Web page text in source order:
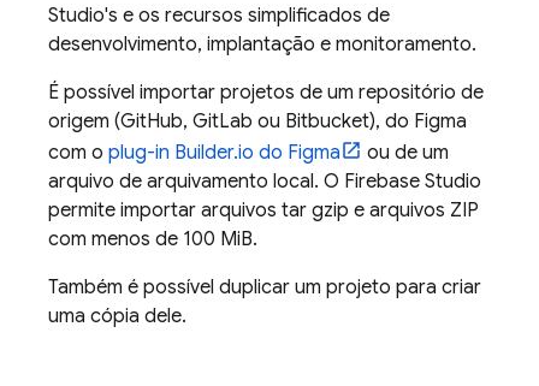
Studio's e os recursos simplificados de
desenvolvimento, implantação e monitoramento.
É possível importar projetos de um repositório de
origem (GitHub, GitLab ou Bitbucket), do Figma
com o plug-in Builder.io do Figma
ou de um
arquivo de arquivamento local. O Firebase Studio
permite importar arquivos tar gzip e arquivos ZIP
com menos de 100 MiB.
Também é possível duplicar um projeto para criar
uma cópia dele.